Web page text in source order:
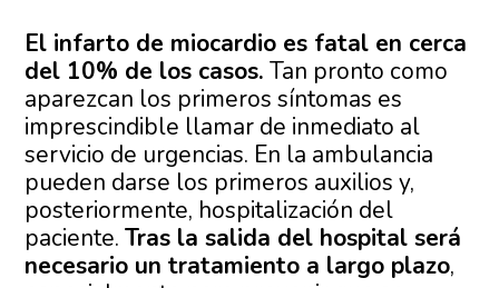
El infarto de miocardio es fatal en cerca
del 10% de los casos. Tan pronto como
aparezcan los primeros síntomas es
imprescindible llamar de inmediato al
servicio de urgencias. En la ambulancia
pueden darse los primeros auxilios y,
posteriormente, hospitalización del
paciente.Tras la salida del hospital será
necesario un tratamiento a largo plazo,